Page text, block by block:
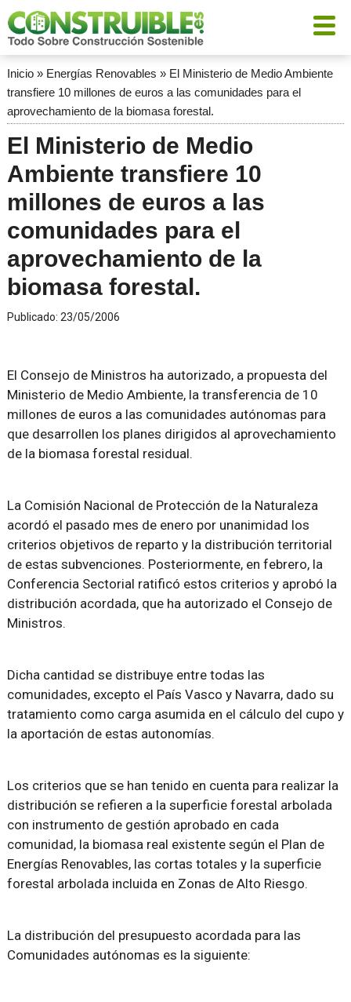
Inicio» Energías Renovables » El Ministerio de Medio Ambiente
transfiere 10 millones de euros a las comunidades para el
aprovechamiento de la biomasa forestal.
El Ministerio de Medio
Ambiente transfiere 10
millones de euros a las
comunidades para el
aprovechamiento de la
biomasa forestal.
Publicado: 23/05/2006
El Consejo de Ministros ha autorizado, a propuesta del
Ministerio de Medio Ambiente, la transferencia de 10
millones de euros a las comunidades autónomas para
que desarrollen los planes dirigidos al aprovechamiento
de la biomasa forestal residual.
La Comisión Nacional de Protección de la Naturaleza
acordó el pasado mes de enero por unanimidad los
criterios objetivos de reparto y la distribución territorial
de estas subvenciones. Posteriormente, en febrero, la
Conferencia Sectorial ratificó estos criterios y aprobó la
distribución acordada, que ha autorizado el Consejo de
Ministros.
Dicha cantidad se distribuye entre todas las
comunidades, excepto el País Vasco y Navarra, dado su
tratamiento como carga asumida en el cálculo del cupo y
la aportación de estas autonomías.
Los criterios que se han tenido en cuenta para realizar la
distribución se refieren a la superficie forestal arbolada
con instrumento de gestión aprobado en cada
comunidad, la biomasa real existente según el Plan de
Energías Renovables, las cortas totales y la superficie
forestal arbolada incluida en Zonas de Alto Riesgo.
La distribución del presupuesto acordada para las
Comunidades autónomas es la siguiente: